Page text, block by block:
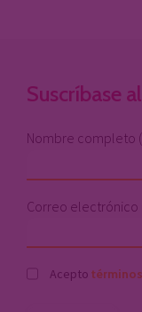
Suscríbase
Nombre completo
Correo electrónico
Acepto